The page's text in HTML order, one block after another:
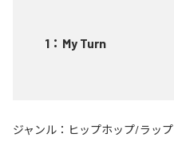
1 ： My Turn
ジャンル： ヒップホップ/ラップ